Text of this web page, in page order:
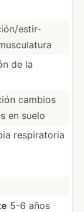
es­tir­
de la
cambios
en suelo
respir­atoria
5-6 años